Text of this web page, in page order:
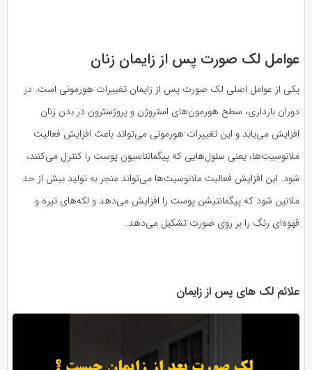
عوامل لک صورت پس از زایمان زنان
یکی از عوامل اصلی لک صورت پس از زایمان تغییرات هورمونی است. در
دوران بارداری، سطح هورمون‌های استروژن و پروژسترون در بدن زنان
افزایش می‌یابد و این تغییرات هورمونی می‌تواند باعث افزایش فعالیت
ملانوسیت‌ها، یعنی سلول‌هایی که پیگمانتاسیون پوست را کنترل می‌کنند،
شود. این افزایش فعالیت ملانوسیت‌ها می‌تواند منجر به تولید بیش از حد
ملانین شود که پیگمانتیشن پوست را افزایش می‌دهد و لکه‌های تیره و
قهوه‌ای رنگ را بر روی صورت تشکیل می‌دهد.
علائم لک های پس از زایمان